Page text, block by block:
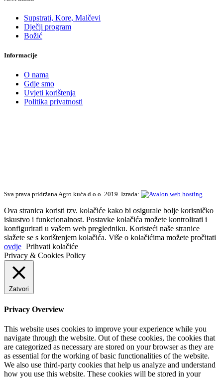
Supstrati, Kore, Malčevi
Dječji program
Božić
Informacije
O nama
Gdje smo
Uvjeti korištenja
Politika privatnosti
Sva prava pridržana Agro kuća d.o.o. 2019. Izrada:
Ova stranica koristi tzv. kolačiće kako bi osigurale bolje korisničko
iskustvo i funkcionalnost. Postavke kolačića možete kontrolirati i
konfigurirati u vašem web pregledniku. Koristeći naše stranice
slažete se s korištenjem kolačića. Više o kolačićima možete pročitati
ovdje Prihvati kolačiće
Privacy & Cookies Policy
Zatvori
Privacy Overview
This website uses cookies to improve your experience while you
navigate through the website. Out of these cookies, the cookies that
are categorized as necessary are stored on your browser as they are
as essential for the working of basic functionalities of the website.
We also use third-party cookies that help us analyze and understand
how you use this website. These cookies will be stored in your